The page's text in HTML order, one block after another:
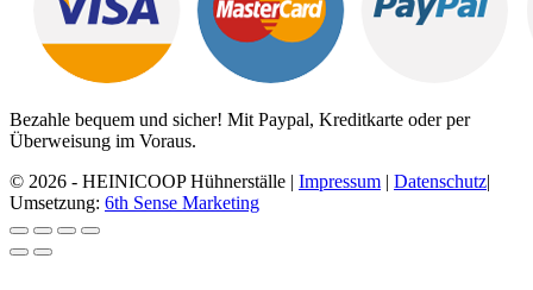
Bezahle bequem und sicher! Mit Paypal, Kreditkarte oder per
Überweisung im Voraus.
© 2026 - HEINICOOP Hühnerställe | Impressum | Datenschutz|
Umsetzung: 6th Sense Marketing